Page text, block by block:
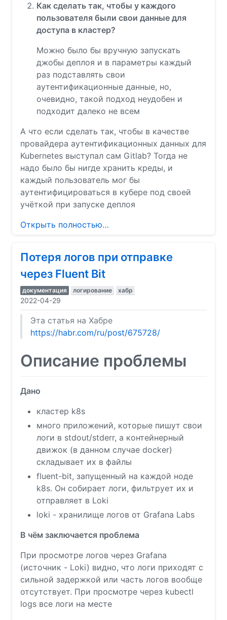
Как сделать так, чтобы у каждого
пользователя были свои данные для
доступа в кластер?
Можно было бы вручную запускать
джобы деплоя и в параметры каждый
раз подставлять свои
аутентификационные данные, но,
очевидно, такой подход неудобен и
подходит далеко не всем
А что если сделать так, чтобы в качестве
провайдера аутентификационных данных для
Kubernetes выступал сам Gitlab? Тогда не
надо было бы нигде хранить креды, и
каждый пользователь мог бы
аутентифицироваться в кубере под своей
учёткой при запуске деплоя
Открыть полностью…
Потеря логов при отправке
через Fluent Bit
документация логирование хабр
2022-04-29
Эта статья на Хабре
https://habr.com/ru/post/675728/
Описание проблемы
Дано
кластер k8s
много приложений, которые пишут свои
логи в stdout/stderr, а контейнерный
движок (в данном случае docker)
складывает их в файлы
fluent-bit, запущенный на каждой ноде
k8s. Он собирает логи, фильтрует их и
отправляет в Loki
loki - хранилище логов от Grafana Labs
В чём заключается проблема
При просмотре логов через Grafana
(источник - Loki) видно, что логи приходят с
сильной задержкой или часть логов вообще
отсутствует. При просмотре через kubectl
logs все логи на месте